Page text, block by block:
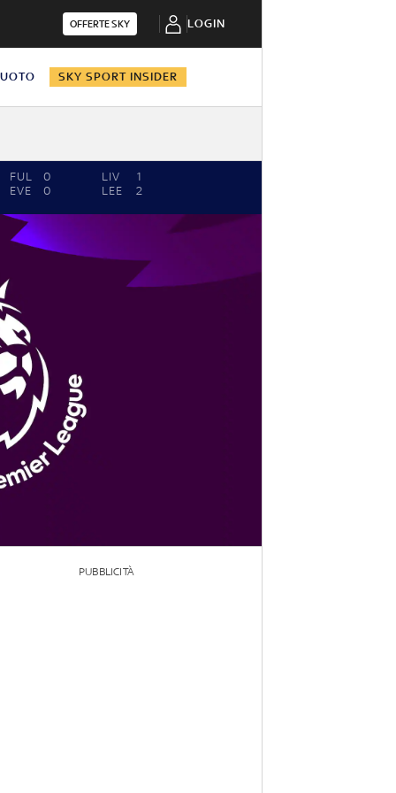
OFFERTE SKY LOGIN
SKY SPORT INSIDER
FUL
0
EVE
0
LIV
1
LEE
2
PUBBLICITÀ